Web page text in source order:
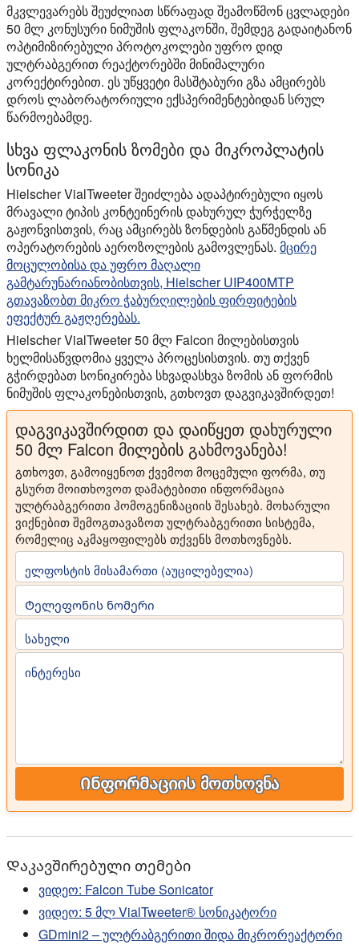
მკვლევარებს შეუძლიათ სწრაფად შეამოწმონ ცვლადები
50 მლ კონუსური ნიმუშის ფლაკონში, შემდეგ გადაიტანონ
ოპტიმიზირებული პროტოკოლები უფრო დიდ
ულტრაბგერით რეაქტორებში მინიმალური
კორექტირებით. ეს უწყვეტი მასშტაბური გზა ამცირებს
დროს ლაბორატორიული ექსპერიმენტებიდან სრულ
წარმოებამდე.
სხვა ფლაკონის ზომები და მიკროპლატის
სონიკა
Hielscher VialTweeter შეიძლება ადაპტირებული იყოს
მრავალი ტიპის კონტეინერის დახურულ ჭურჭელზე
გაჟონვისთვის, რაც ამცირებს ზონდების გაწმენდის ან
ოპერატორების აეროზოლების გამოვლენას. მცირე
მოცულობისა და უფრო მაღალი
გამტარუნარიანობისთვის, Hielscher UIP400MTP
გთავაზობთ მიკრო ჭაბურღილების ფირფიტების
ეფექტურ გაჟღერებას.
Hielscher VialTweeter 50 მლ Falcon მილებისთვის
ხელმისაწვდომია ყველა პროცესისთვის. თუ თქვენ
გჭირდებათ სონიკირება სხვადასხვა ზომის ან ფორმის
ნიმუშის ფლაკონებისთვის, გთხოვთ დაგვიკავშირდეთ!
დაგვიკავშირდით და დაიწყეთ დახურული
50 მლ Falcon მილების გახმოვანება!
გთხოვთ, გამოიყენოთ ქვემოთ მოცემული ფორმა, თუ
გსურთ მოითხოვოთ დამატებითი ინფორმაცია
ულტრაბგერითი ჰომოგენიზაციის შესახებ. მოხარული
ვიქნებით შემოგთავაზოთ ულტრაბგერითი სისტემა,
რომელიც აკმაყოფილებს თქვენს მოთხოვნებს.
ელფოსტის მისამართი (აუცილებელია)
Ტელეფონის ნომერი
სახელი
ინტერესი
Ინფორმაციის მოთხოვნა
Დაკავშირებული თემები
ვიდეო: Falcon Tube Sonicator
ვიდეო: 5 მლ VialTweeter® სონიკატორი
GDmini2 – ულტრაბგერითი შიდა მიკრორეაქტორი